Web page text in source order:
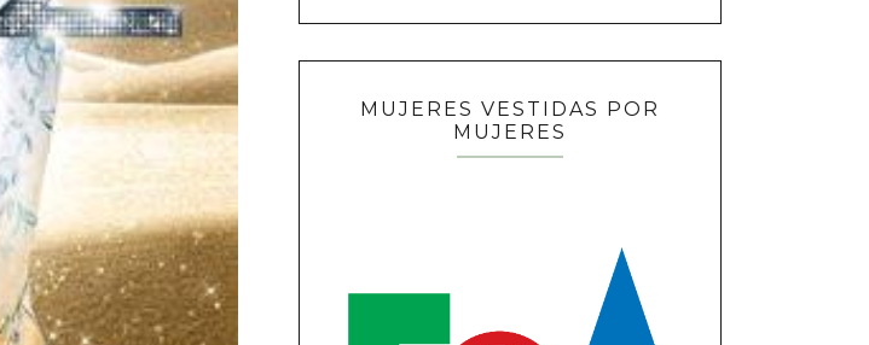
MUJERES VESTIDAS POR
MUJERES